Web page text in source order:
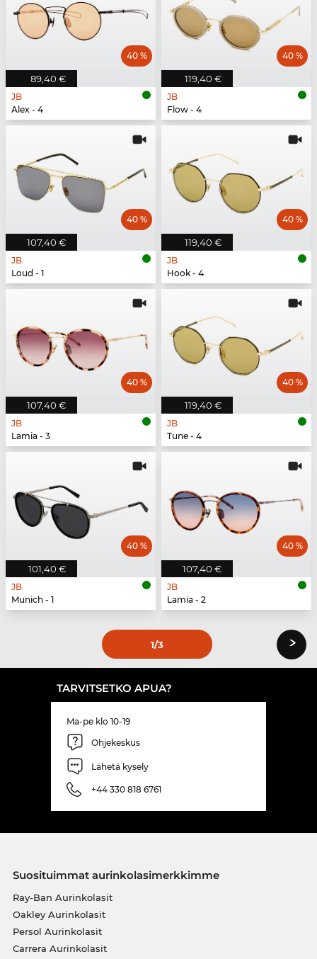
89,40 €
40 %
JB
Alex - 4
119,40 €
40 %
JB
Flow - 4
107,40 €
40 %
JB
Loud - 1
119,40 €
40 %
JB
Hook - 4
107,40 €
40 %
JB
Lamia - 3
119,40 €
40 %
JB
Tune - 4
101,40 €
40 %
JB
Munich - 1
107,40 €
40 %
JB
Lamia - 2
1/3 ›
TARVITSETKO APUA?
Ma-pe klo 10-19
Ohjekeskus
Lähetä kysely
+44 330 818 6761
Suosituimmat aurinkolasimerkkimme
Ray-Ban Aurinkolasit
Oakley Aurinkolasit
Persol Aurinkolasit
Carrera Aurinkolasit